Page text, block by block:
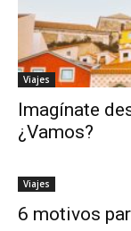
Viajes
Imagínate
¿Vamos?
Viajes
6 motivos